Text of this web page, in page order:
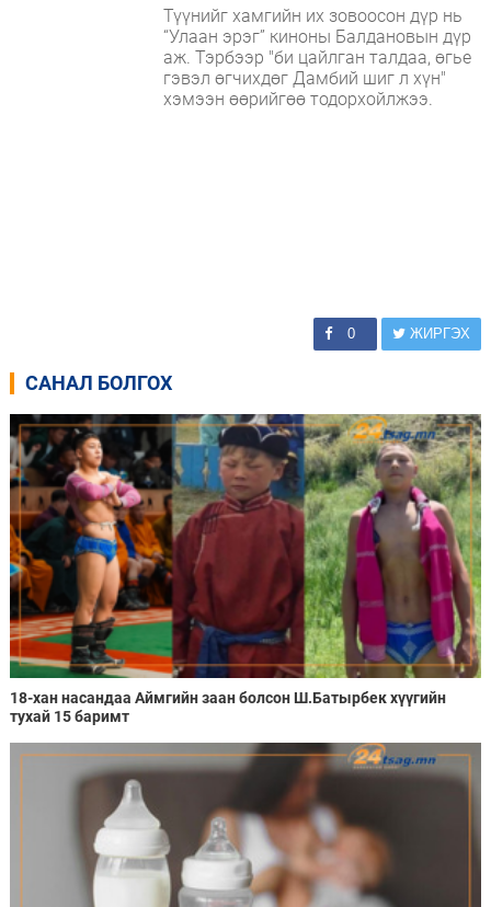
Түүнийг хамгийн их зовоосон дүр нь
“Улаан эрэг” киноны Балдановын дүр
аж. Тэрбээр "би цайлган талдаа, өгье
гэвэл өгчихдөг Дамбий шиг л хүн"
хэмээн өөрийгөө тодорхойлжээ.
0 ЖИРГЭХ
САНАЛ БОЛГОХ
18-хан насандаа Аймгийн заан болсон Ш.Батырбек хүүгийн
тухай 15 баримт